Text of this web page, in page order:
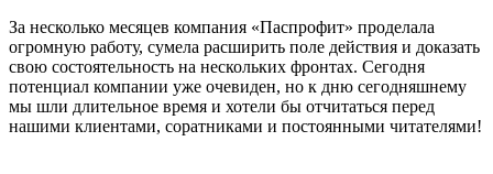
За несколько месяцев компания «Паспрофит» проделала
огромную работу, сумела расширить поле действия и доказать
свою состоятельность на нескольких фронтах. Сегодня
потенциал компании уже очевиден, но к дню сегодняшнему
мы шли длительное время и хотели бы отчитаться перед
нашими клиентами, соратниками и постоянными читателями!